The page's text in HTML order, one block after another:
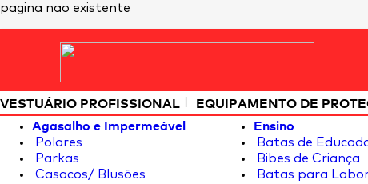
pagina nao existente
VESTUÁRIO PROFISSIONAL | EQUIPAMENTO DE
Agasalho e Impermeável
Polares
Parkas
Casacos/ Blusões
Ensino
Batas de
Bibes de Criança
Batas para